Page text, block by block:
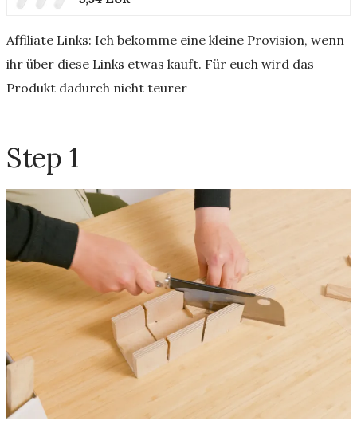
Affiliate Links: Ich bekomme eine kleine Provision, wenn
ihr über diese Links etwas kauft. Für euch wird das
Produkt dadurch nicht teurer
Step 1